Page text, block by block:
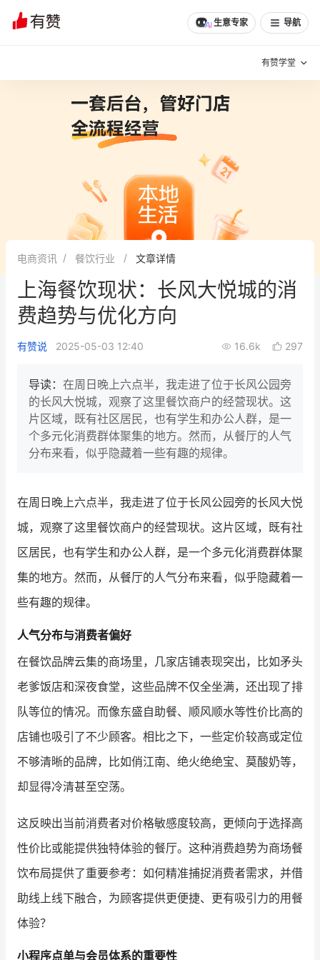
生意专家 导航
有赞学堂
增长方法
有赞专家说
新零售最佳实践
面对面聊增长
新零售大会 新零售茶会
增长产品指南
智库 产品场景库
行业洞察
品牌消费观 行业报告
培训课程
私域课程
增长俱乐部 有赞商盟
商家社区 社群交流
有赞云 数据通服务
文章 问诊 分享
电商资讯 餐饮行业 文章详情
上海餐饮现状：长风大悦城的消
费趋势与优化方向
有赞说 2025-05-03 12:40 16.6k 297
导读： 在周日晚上六点半，我走进了位于长风公园旁
的长风大悦城，观察了这里餐饮商户的经营现状。这
片区域，既有社区居民，也有学生和办公人群，是一
个多元化消费群体聚集的地方。然而，从餐厅的人气
分布来看，似乎隐藏着一些有趣的规律。
在周日晚上六点半，我走进了位于长风公园旁的长风大悦
城，观察了这里餐饮商户的经营现状。这片区域，既有社
区居民，也有学生和办公人群，是一个多元化消费群体聚
集的地方。然而，从餐厅的人气分布来看，似乎隐藏着一
些有趣的规律。
人气分布与消费者偏好
在餐饮品牌云集的商场里，几家店铺表现突出，比如矛头
老爹饭店和深夜食堂，这些品牌不仅全坐满，还出现了排
队等位的情况。而像东盛自助餐、顺风顺水等性价比高的
店铺也吸引了不少顾客。相比之下，一些定价较高或定位
不够清晰的品牌，比如俏江南、绝火绝绝宝、莫酸奶等，
却显得冷清甚至空荡。
这反映出当前消费者对价格敏感度较高，更倾向于选择高
性价比或能提供独特体验的餐厅。这种消费趋势为商场餐
饮布局提供了重要参考：如何精准捕捉消费者需求，并借
助线上线下融合，为顾客提供更便捷、更有吸引力的用餐
体验？
小程序点单与会员体系的重要性